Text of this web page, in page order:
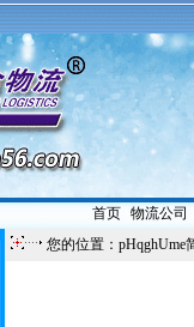
首页| 物流公司
您的位置：pHqghUme